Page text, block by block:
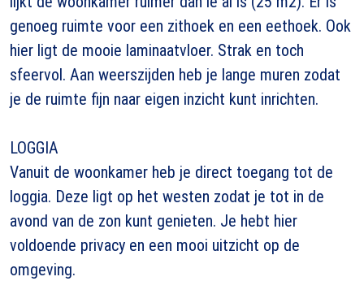
genoeg ruimte voor een zithoek en een eethoek. Ook
hier ligt de mooie laminaatvloer. Strak en toch
sfeervol. Aan weerszijden heb je lange muren zodat
je de ruimte fijn naar eigen inzicht kunt inrichten.
LOGGIA
Vanuit de woonkamer heb je direct toegang tot de
loggia. Deze ligt op het westen zodat je tot in de
avond van de zon kunt genieten. Je hebt hier
voldoende privacy en een mooi uitzicht op de
omgeving.